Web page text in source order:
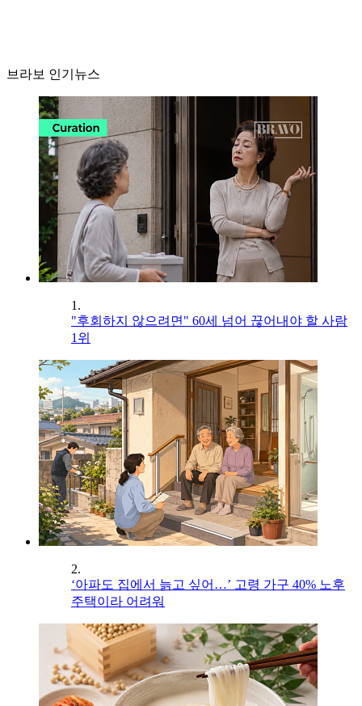
브라보 인기뉴스
1.
"후회하지 않으려면" 60세 넘어 끊어내야 할 사람
1위
2.
‘아파도 집에서 늙고 싶어…’ 고령 가구 40% 노후
주택이라 어려워